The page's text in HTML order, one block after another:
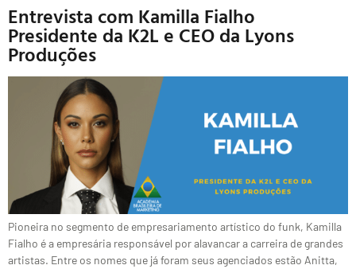
Entrevista com Kamilla Fialho
Presidente da K2L e CEO da Lyons
Produções
Pioneira no segmento de empresariamento artístico do funk, Kamilla
Fialho é a empresária responsável por alavancar a carreira de grandes
artistas. Entre os nomes que já foram seus agenciados estão Anitta,